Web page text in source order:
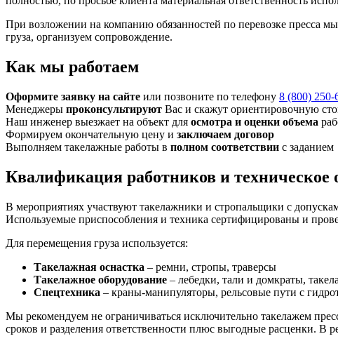
При возложении на компанию обязанностей по перевозке пресса
груза, организуем сопровождение.
Как мы работаем
Оформите заявку на сайте или позвоните по телефону 8 (800) 250-
Менеджеры проконсультируют Вас и скажут ориентировочную
Наш инженер выезжает на объект для осмотра и оценки объема
Формируем окончательную цену и заключаем договор
Выполняем такелажные работы в полном соответствии с заданием
Квалификация работников и техническое
В мероприятиях участвуют такелажники и стропальщики с
Используемые приспособления и техника сертифицированы и
Для перемещения груза используется:
Такелажная оснастка – ремни, стропы, траверсы
Такелажное оборудование – лебедки, тали и домкраты,
Спецтехника – краны-манипуляторы, рельсовые пути с
Мы рекомендуем не ограничиваться исключительно такелажем
сроков и разделения ответственности плюс выгодные расценки. В